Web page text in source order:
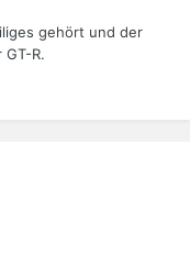
gehört und der
R.